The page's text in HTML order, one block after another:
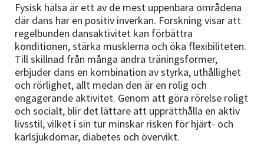
Fysisk hälsa är ett av de mest uppenbara områdena
där dans har en positiv inverkan. Forskning visar att
regelbunden dansaktivitet kan förbättra
konditionen, stärka musklerna och öka flexibiliteten.
Till skillnad från många andra träningsformer,
erbjuder dans en kombination av styrka, uthållighet
och rörlighet, allt medan den är en rolig och
engagerande aktivitet. Genom att göra rörelse roligt
och socialt, blir det lättare att upprätthålla en aktiv
livsstil, vilket i sin tur minskar risken för hjärt- och
kärlsjukdomar, diabetes och övervikt.